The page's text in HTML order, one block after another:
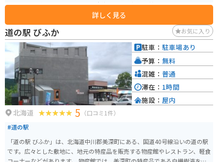
レストランがあります。 特に、日本海で獲れた新鮮な甘エビは絶品で、お土
完備されているので安心です。 また、休憩スペースも充実しており、ツーリ
ング途中の休憩場所としても最適です。 マリーンアイランド岡島から増毛市
街地へは、海岸線を走るオロロンラインを走ると、爽快なツーリングを楽し
むことができます。 増毛町は、かつてニシン漁で栄えた歴史があり、ノスタ
ルジックな街並みが魅力です。
詳しく見る
道の駅 びふか お気に入り
北海道 5 （口コミ1件）
#道の駅
「道の駅 びふか」は、北海道中川郡美深町にある、国道40号線沿いの道の駅
です。広々とした敷地に、地元の特産品を販売する物産館やレストラン、軽食
駐車： 駐車場あり
予算： 無料
混雑： 普通
滞在： 1時間
施設： 屋内